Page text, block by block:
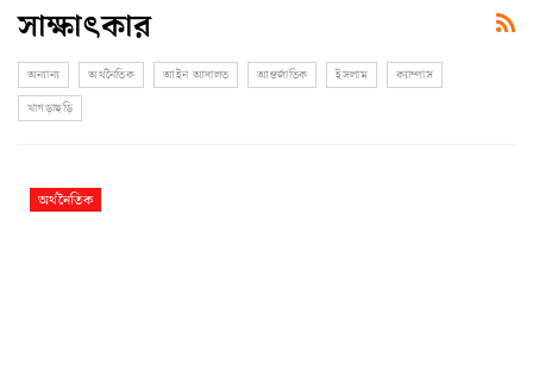
সাক্ষাৎকার
অন্যান্য অর্থনৈতিক আইন আদালত আন্তর্জাতিক ইসলাম
ক্যাম্পাস
খাগড়াছড়ি
অর্থনৈতিক